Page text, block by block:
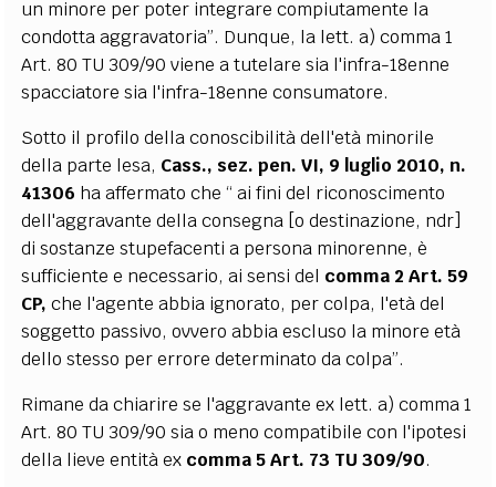
un minore per poter integrare compiutamente la
condotta aggravatoria”. Dunque, la lett. a) comma 1
Art. 80 TU 309/90 viene a tutelare sia l'infra-18enne
spacciatore sia l'infra-18enne consumatore.
Sotto il profilo della conoscibilità dell'età minorile
della parte lesa, Cass., sez. pen. VI, 9 luglio 2010, n.
41306 ha affermato che “ ai fini del riconoscimento
dell'aggravante della consegna [o destinazione, ndr]
di sostanze stupefacenti a persona minorenne, è
sufficiente e necessario, ai sensi del comma 2 Art. 59
CP, che l'agente abbia ignorato, per colpa, l'età del
soggetto passivo, ovvero abbia escluso la minore età
dello stesso per errore determinato da colpa”.
Rimane da chiarire se l'aggravante ex lett. a) comma 1
Art. 80 TU 309/90 sia o meno compatibile con l'ipotesi
della lieve entità ex comma 5 Art. 73 TU 309/90.